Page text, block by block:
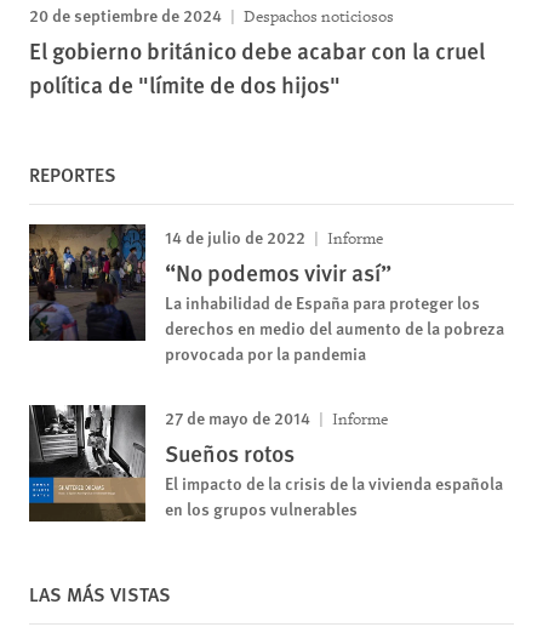
20 de septiembre de 2024 Despachos noticiosos
El gobierno británico debe acabar con la cruel
política de "límite de dos hijos"
REPORTES
14 de julio de 2022 Informe
“No podemos vivir así”
La inhabilidad de España para proteger los
derechos en medio del aumento de la pobreza
provocada por la pandemia
27 de mayo de 2014 Informe
Sueños rotos
El impacto de la crisis de la vivienda española
en los grupos vulnerables
LAS MÁS VISTAS